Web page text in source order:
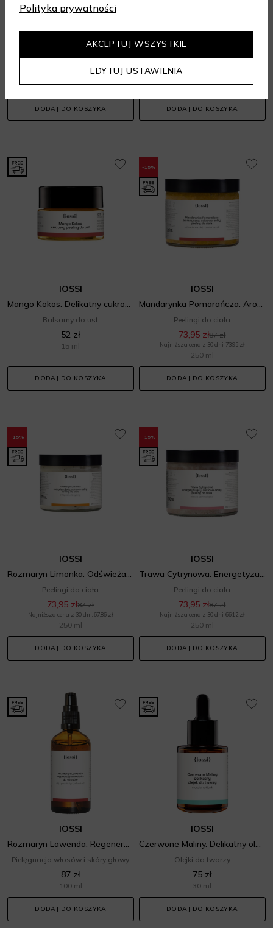
Magnolia prebiotyczna. Pianka do higieny intymnej
Pianki pod prysznic
170 ml
DODAJ DO KOSZYKA
Balsamy do ust
15 ml
DODAJ DO KOSZYKA
IOSSI
Mango Kokos. Delikatny cukrowy peeling do ust
Balsamy do ust
52 zł
15 ml
DODAJ DO KOSZYKA
-15%
IOSSI
Mandarynka Pomarańcza. Aromatyczny, cukrowy peeling
Peelingi do ciała
73,95 zł87 zł
Najniższa cena z 30 dni: 73,95 zł
250 ml
DODAJ DO KOSZYKA
-15%
IOSSI
Rozmaryn Limonka. Odświeżający cukrowy peeling do ciała z olejem ryżowym 250ml
Peelingi do ciała
73,95 zł87 zł
Najniższa cena z 30 dni: 67,86 zł
250 ml
DODAJ DO KOSZYKA
-15%
IOSSI
Trawa Cytrynowa. Energetyzujący cukrowy peeling do ciała
Peelingi do ciała
73,95 zł87 zł
Najniższa cena z 30 dni: 66,12 zł
250 ml
DODAJ DO KOSZYKA
IOSSI
Rozmaryn Lawenda. Regenerująca wcierka do włosów
Pielęgnacja włosów i skóry głowy
87 zł
100 ml
DODAJ DO KOSZYKA
IOSSI
Czerwone Maliny. Delikatny olejek do twarzy
Olejki do twarzy
75 zł
30 ml
DODAJ DO KOSZYKA
Polityka prywatności
EDYTUJ USTAWIENIA
AKCEPTUJ WSZYSTKIE